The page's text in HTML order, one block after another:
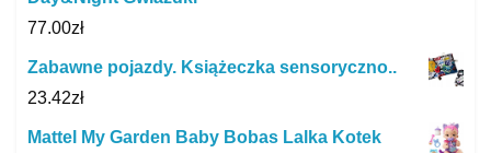
77.00zł
Zabawne pojazdy. Książeczka sensoryczno..
23.42zł
Mattel My Garden Baby Bobas Lalka Kotek